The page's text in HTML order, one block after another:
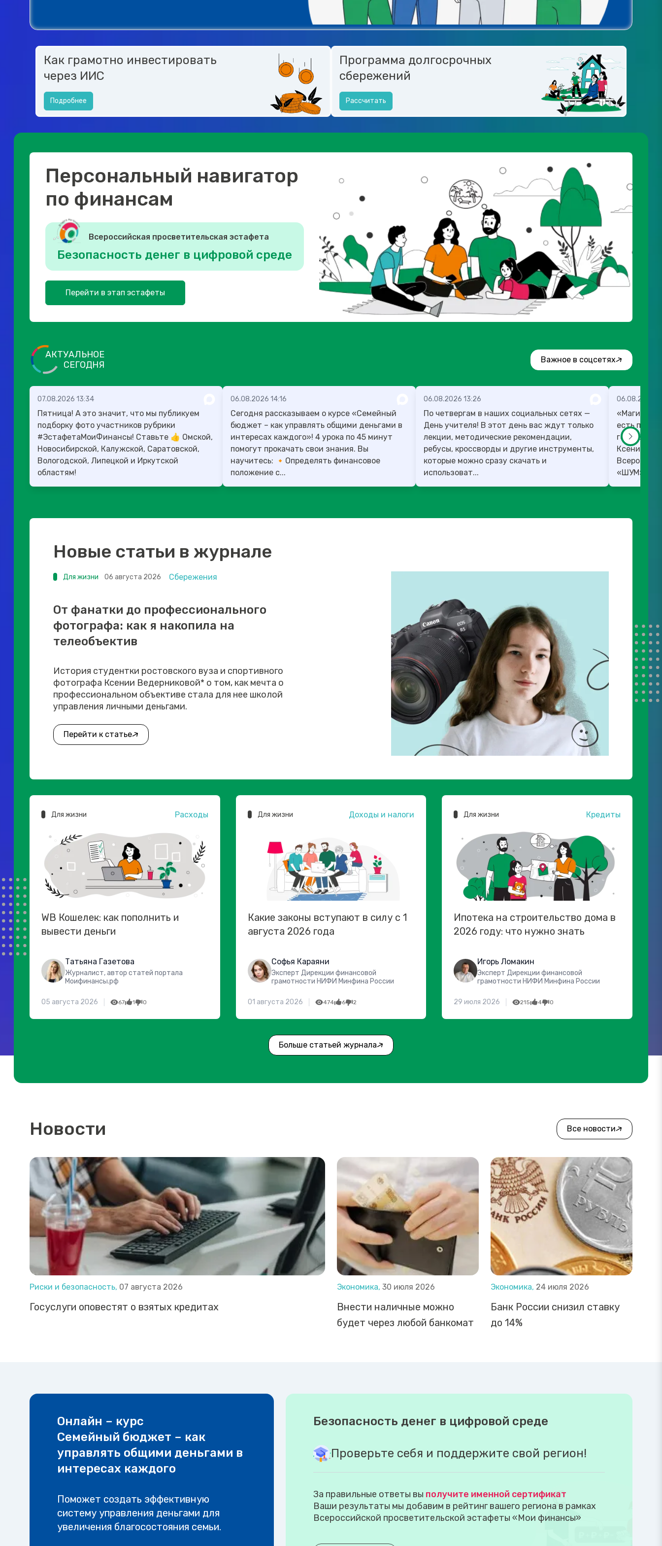
Как грамотно инвестировать
через ИИС
Подробнее
Программа долгосрочных
сбережений
Рассчитать
Персональный навигатор
по финансам
Всероссийская просветительская эстафета
Безопасность денег в цифровой среде
Перейти в этап эстафеты
АКТУАЛЬНОЕ
СЕГОДНЯ
Важное в соцсетях
07.08.2026 13:34
Пятница! А это значит, что мы публикуем
подборку фото участников рубрики
#ЭстафетаМоиФинансы! Ставьте 👍 Омской,
Новосибирской, Калужской, Саратовской,
Вологодской, Липецкой и Иркутской
областям!
06.08.2026 14:16
Сегодня рассказываем о курсе «Семейный
бюджет – как управлять общими деньгами в
интересах каждого»! 4 урока по 45 минут
помогут прокачать свои знания. Вы
научитесь: 🔸Определять финансовое
положение с...
06.08.2026 13:26
По четвергам в наших социальных сетях —
День учителя! В этот день вас ждут только
лекции, методические рекомендации,
ребусы, кроссворды и другие инструменты,
которые можно сразу скачать и
использоват...
06.08.2026
«Магию
есть план,
готовы в
Ксения
Новые статьи в журнале
Для жизни 06 августа 2026 Сбережения
От фанатки до профессионального
фотографа: как я накопила на
телеобъектив
История студентки ростовского вуза и спортивного
фотографа Ксении Ведерниковой* о том, как мечта о
профессиональном объективе стала для нее школой
управления личными деньгами.
Перейти к статье
Для жизни Расходы
WB Кошелек: как пополнить и
вывести деньги
Татьяна Газетова
Журналист, автор статей портала
Моифинансы.рф
05 августа 2026 67 1 0
Для жизни Доходы и налоги
Какие законы вступают в силу с 1
августа 2026 года
Софья Караяни
Эксперт Дирекции финансовой
грамотности НИФИ Минфина России
01 августа 2026 474 6 2
Для жизни Кредиты
Ипотека на строительство дома в
2026 году: что нужно знать
Игорь Ломакин
Эксперт Дирекции финансовой
грамотности НИФИ Минфина России
29 июля 2026 215 4 0
Больше статьей журнала
Новости Все новости
Риски и безопасность, 07 августа 2026
Госуслуги оповестят о взятых кредитах
Экономика, 30 июля 2026
Внести наличные можно
будет через любой банкомат
Экономика, 24 июля 2026
Банк России снизил ставку
до 14%
Онлайн – курс
Семейный бюджет – как
управлять общими деньгами в
интересах каждого
Поможет создать эффективную
систему управления деньгами для
увеличения благосостояния семьи.
Безопасность денег в цифровой среде
Проверьте себя и поддержите свой регион!
За правильные ответы вы получите именной сертификат
Ваши результаты мы добавим в рейтинг вашего региона в рамках
Всероссийской просветительской эстафеты «Мои финансы»